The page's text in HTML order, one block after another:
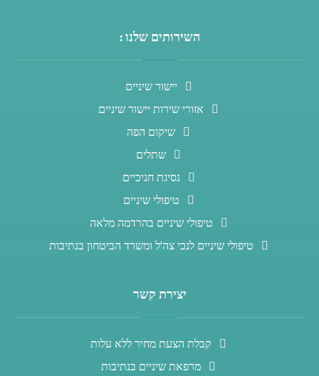
השירותים שלנו :
יישור שיניים
אזורי שירות יישור שיניים
שיקום הפה
שתלים
נסיגת חניכיים
טיפולי שיניים
טיפולי שיניים בהרדמה מלאה
טיפולי שיניים לנכי צה'ל ומשרד הביטחון בנתיבות
יצירת קשר
קבלת הצעת מחיר ללא עלות
מרפאת שיניים בנתיבות